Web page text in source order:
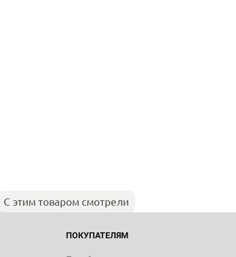
С этим товаром смотрели
ПОКУПАТЕЛЯМ